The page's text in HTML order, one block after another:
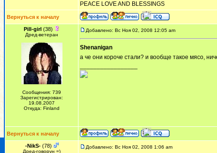
PEACE LOVE AND BLESSINGS
Вернуться к началу
Pill-girl (38)
Дред-ветеран
Сообщения: 739
Зарегистрирован:
19.08.2007
Откуда: Finland
Добавлено: Вс Ноя 02, 2008 12:05 am
Shenanigan
а че они короче стали? и вообще такое мясо,
Вернуться к началу
-NikS-(78)
Дред-говорун =)
Добавлено: Вс Ноя 02, 2008 1:06 am